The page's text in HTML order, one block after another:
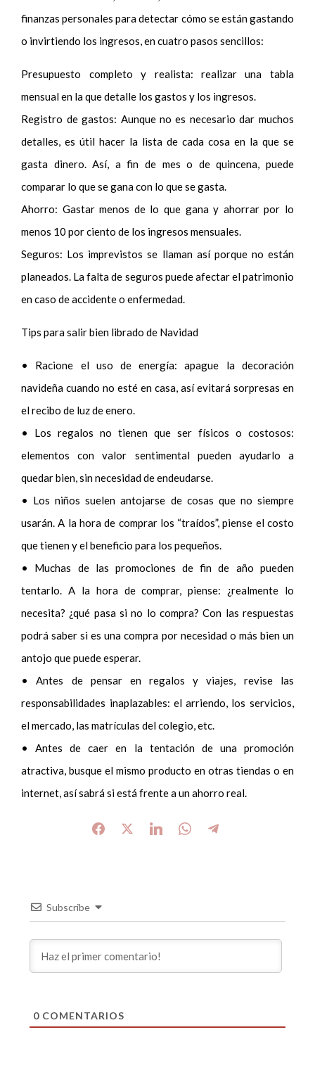
finanzas personales para detectar cómo se están gastando
o invirtiendo los ingresos, en cuatro pasos sencillos:
Presupuesto completo y realista: realizar una tabla
mensual en la que detalle los gastos y los ingresos.
Registro de gastos: Aunque no es necesario dar muchos
detalles, es útil hacer la lista de cada cosa en la que se
gasta dinero. Así, a fin de mes o de quincena, puede
comparar lo que se gana con lo que se gasta.
Ahorro: Gastar menos de lo que gana y ahorrar por lo
menos 10 por ciento de los ingresos mensuales.
Seguros: Los imprevistos se llaman así porque no están
planeados. La falta de seguros puede afectar el patrimonio
en caso de accidente o enfermedad.
Tips para salir bien librado de Navidad
• Racione el uso de energía: apague la decoración
navideña cuando no esté en casa, así evitará sorpresas en
el recibo de luz de enero.
• Los regalos no tienen que ser físicos o costosos:
elementos con valor sentimental pueden ayudarlo a
quedar bien, sin necesidad de endeudarse.
• Los niños suelen antojarse de cosas que no siempre
usarán. A la hora de comprar los “traídos”, piense el costo
que tienen y el beneficio para los pequeños.
• Muchas de las promociones de fin de año pueden
tentarlo. A la hora de comprar, piense: ¿realmente lo
necesita? ¿qué pasa si no lo compra? Con las respuestas
podrá saber si es una compra por necesidad o más bien un
antojo que puede esperar.
• Antes de pensar en regalos y viajes, revise las
responsabilidades inaplazables: el arriendo, los servicios,
el mercado, las matrículas del colegio, etc.
• Antes de caer en la tentación de una promoción
atractiva, busque el mismo producto en otras tiendas o en
internet, así sabrá si está frente a un ahorro real.
Subscribe
0COMENTARIOS